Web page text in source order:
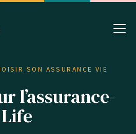
SON ASSURANCE VIE
l’assurance-